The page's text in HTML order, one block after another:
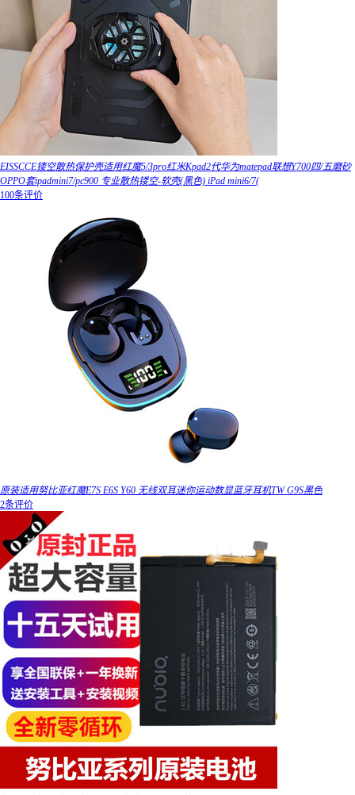
EISSCCE镂空散热保护壳适用红魔5/3pro红米Kpad2代华为matepad联想Y700四/五磨砂
OPPO套ipadmini7/pc900 专业散热镂空-软壳(黑色) iPad mini6/7(
100条评价
原装适用努比亚红魔E7S E6S Y60 无线双耳迷你运动数显蓝牙耳机TW G9S黑色
2条评价